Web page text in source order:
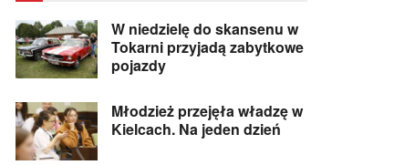
W niedzielę do skansenu w
Tokarni przyjadą zabytkowe
pojazdy
Młodzież przejęła władzę w
Kielcach. Na jeden dzień